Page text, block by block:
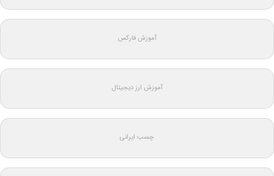
آموزش فارکس
آموزش ارز دیجیتال
چسب ایرانی